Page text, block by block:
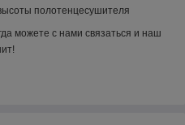
полотенцесушителя
можете с нами связаться и наш